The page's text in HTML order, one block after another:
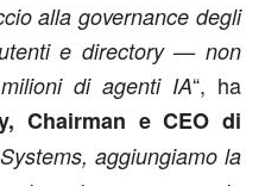
alla governance degli
e directory — non
di agenti IA“, ha
Chairman e CEO di
aggiungiamo la